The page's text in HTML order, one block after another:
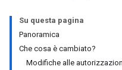
Su questa pagina
Panoramica
Che cosa è cambiato?
Modifiche alle